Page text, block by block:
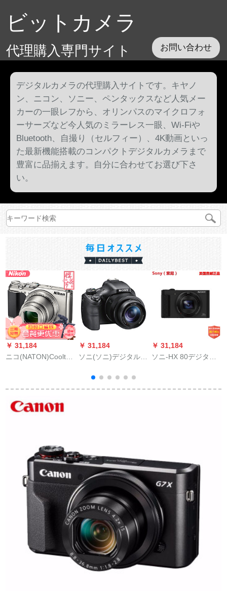
ビットカメラ
代理購入専門サイト お問い合わせ
デジタルカメラの代理購入サイトです。キヤノ
ン、ニコン、ソニー、ペンタックスなど人気メー
カーの一眼レフから、オリンパスのマイクロフォ
ーサーズなど今人気のミラーレス一眼、Wi-Fiや
Bluetooth、自撮り（セルフィー）、4K動画といっ
た最新機能搭載のコンパクトデジタルカメラまで
豊富に品揃えます。自分に合わせてお選び下さ
い。
￥ 31,184
ニコ(NATON)Cooltax
32 Gカスケードド
￥ 31,184
ソニ(ソニ)デジタルメ
(50倍光学ズム)公式
によると
￥ 31,184
ソニ-HX 80デジタル